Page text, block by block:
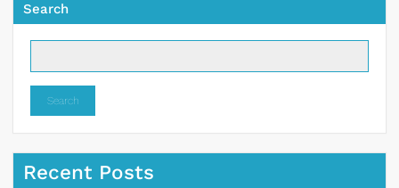
Search
Search
Recent Posts